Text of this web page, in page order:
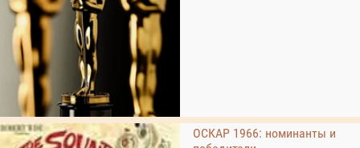
ОСКАР 1966: номинанты и